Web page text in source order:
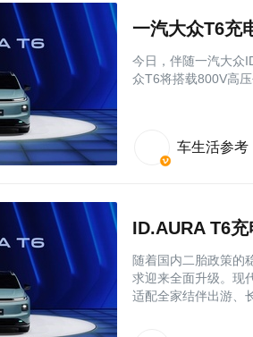
今日，伴随一汽大众
众T6将搭载800V高
车生活参考
随着国内二胎政策的
求迎来全面升级。现
适配全家结伴出游、